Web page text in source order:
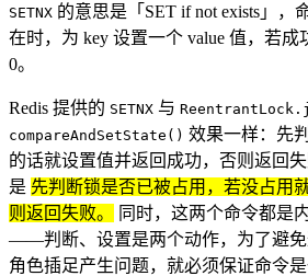
SETNX 的意思是「SET if not exists」，
在时，为 key 设置一个 value 值，若成
0。
Redis 提供的 SETNX 与
compareAndSetState() 效果一样：先
的话就设置值并返回成功，否则返回
是 先判断锁是否已被占用，若没占用
则返回失败。
同时，这两个命令都是
——判断、设置是两个动作，为了避免
角色插足产生问题，就必须保证命令是